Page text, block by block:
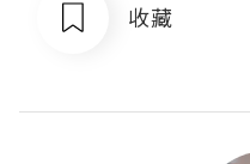
收藏